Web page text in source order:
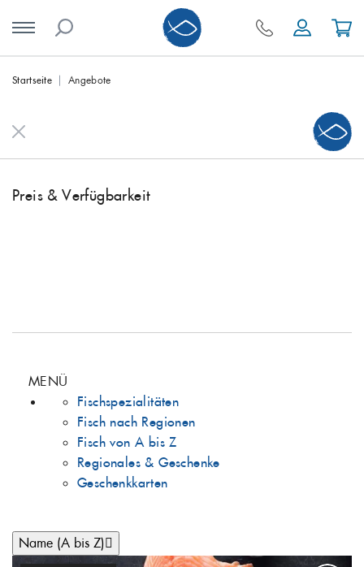
Skip
content
Startseite Angebote
Preis & Verfügbarkeit
MENÜ
Fischspezialitäten
Fisch nach Regionen
Fisch von A bis Z
Regionales & Geschenke
Geschenkkarten
Name (A bis Z)